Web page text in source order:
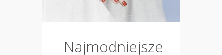
Najmodniejsze